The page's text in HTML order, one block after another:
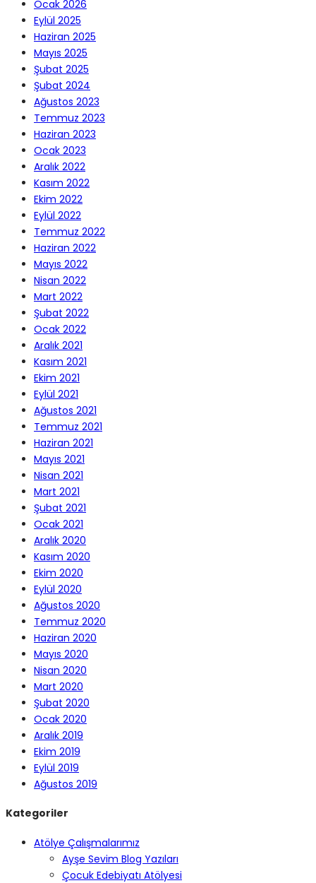
Ocak 2026
Eylül 2025
Haziran 2025
Mayıs 2025
Şubat 2025
Şubat 2024
Ağustos 2023
Temmuz 2023
Haziran 2023
Ocak 2023
Aralık 2022
Kasım 2022
Ekim 2022
Eylül 2022
Temmuz 2022
Haziran 2022
Mayıs 2022
Nisan 2022
Mart 2022
Şubat 2022
Ocak 2022
Aralık 2021
Kasım 2021
Ekim 2021
Eylül 2021
Ağustos 2021
Temmuz 2021
Haziran 2021
Mayıs 2021
Nisan 2021
Mart 2021
Şubat 2021
Ocak 2021
Aralık 2020
Kasım 2020
Ekim 2020
Eylül 2020
Ağustos 2020
Temmuz 2020
Haziran 2020
Mayıs 2020
Nisan 2020
Mart 2020
Şubat 2020
Ocak 2020
Aralık 2019
Ekim 2019
Eylül 2019
Ağustos 2019
Kategoriler
Atölye Çalışmalarımız
Ayşe Sevim Blog Yazıları
Çocuk Edebiyatı Atölyesi